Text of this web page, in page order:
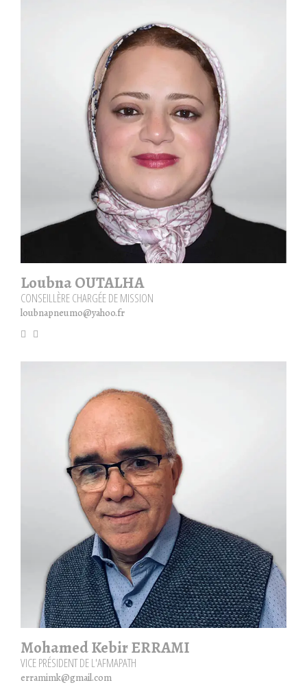
Loubna OUTALHA
CONSEILLÈRE CHARGÉE DE MISSION
loubnapneumo@yahoo.fr
Mohamed Kebir ERRAMI
VICE PRÉSIDENT DE L'AFMAPATH
erramimk@gmail.com